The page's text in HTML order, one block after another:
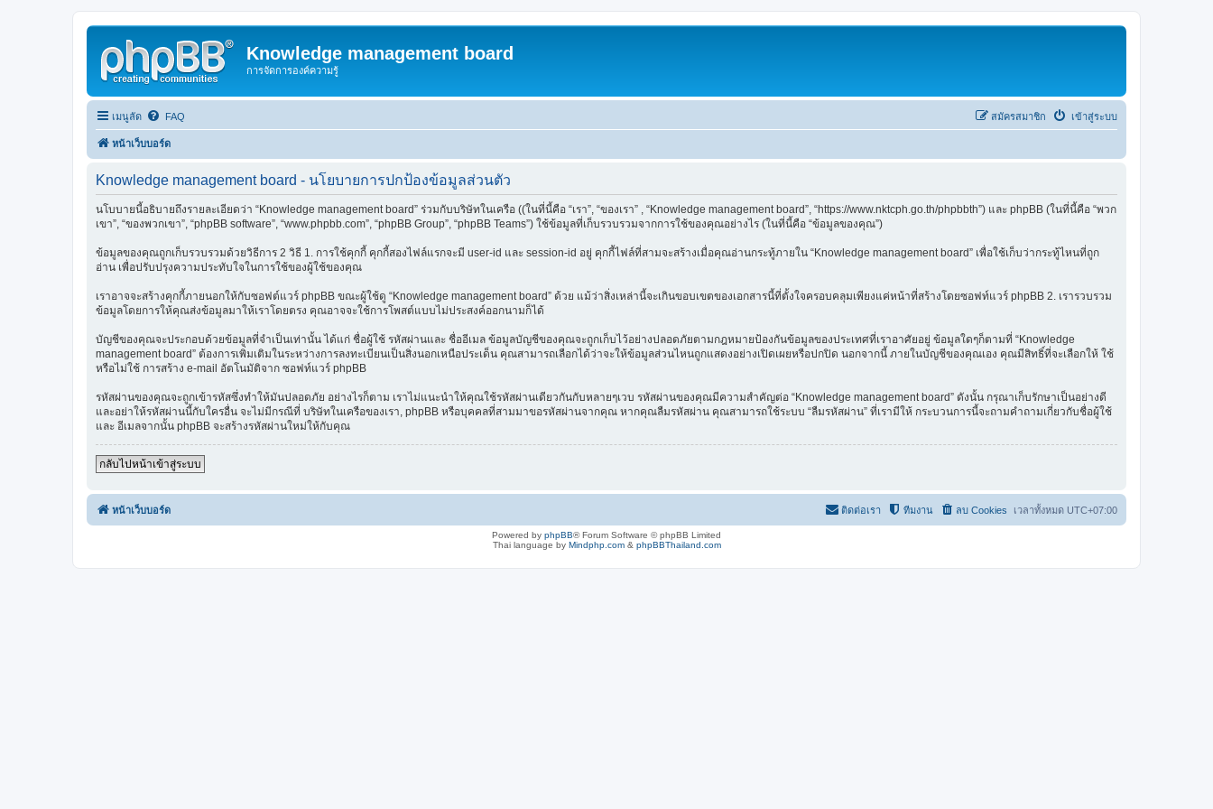
Knowledge management board
การจัดการองค์ความรู้
เมนูลัด FAQ เข้าสู่ระบบ
สมัครสมาชิก
หน้าเว็บบอร์ด
Knowledge management board - นโยบายการปกป้องข้อมูลส่วนตัว
นโบบายนี้อธิบายถึงรายละเอียดว่า “Knowledge management board” ร่วมกับบริษัทในเครือ ((ในที่นี้คือ “เรา”, “ของเรา” , “Knowledge management board”, “https://www.nktcph.go.th/phpbbth”) และ phpBB (ในที่นี้คือ “พวก
เขา”, “ของพวกเขา”, “phpBB software”, “www.phpbb.com”, “phpBB Group”, “phpBB Teams”) ใช้ข้อมูลที่เก็บรวบรวมจากการใช้ของคุณอย่างไร (ในที่นี้คือ “ข้อมูลของคุณ”)
ข้อมูลของคุณถูกเก็บรวบรวมด้วยวิธีการ 2 วิธี 1. การใช้คุกกี้ คุกกี้สองไฟล์แรกจะมี user-id และ session-id อยู่ คุกกี้ไฟล์ที่สามจะสร้างเมื่อคุณอ่านกระทู้ภายใน “Knowledge management board” เพื่อใช้เก็บว่ากระทู้ไหนที่ถูก
อ่าน เพื่อปรับปรุงความประทับใจในการใช้ของผู้ใช้ของคุณ
เราอาจจะสร้างคุกกี้ภายนอกให้กับซอฟต์แวร์ phpBB ขณะผู้ใช้ดู “Knowledge management board” ด้วย แม้ว่าสิ่งเหล่านี้จะเกินขอบเขตของเอกสารนี้ที่ตั้งใจครอบคลุมเพียงแค่หน้าที่สร้างโดยซอฟท์แวร์ phpBB 2. เรารวบรวม
ข้อมูลโดยการให้คุณส่งข้อมูลมาให้เราโดยตรง คุณอาจจะใช้การโพสต์แบบไม่ประสงค์ออกนามก็ได้
บัญชีของคุณจะประกอบด้วยข้อมูลที่จำเป็นเท่านั้น ได้แก่ ชื่อผู้ใช้ รหัสผ่านและ ชื่ออีเมล ข้อมูลบัญชีของคุณจะถูกเก็บไว้อย่างปลอดภัยตามกฎหมายป้องกันข้อมูลของประเทศที่เราอาศัยอยู่ ข้อมูลใดๆก็ตามที่ “Knowledge
management board” ต้องการเพิ่มเติมในระหว่างการลงทะเบียนเป็นสิ่งนอกเหนือประเด็น คุณสามารถเลือกได้ว่าจะให้ข้อมูลส่วนไหนถูกแสดงอย่างเปิดเผยหรือปกปิด นอกจากนี้ ภายในบัญชีของคุณเอง คุณมีสิทธิ์ที่จะเลือกให้ ใช้
หรือไม่ใช้ การสร้าง e-mail อัตโนมัติจาก ซอฟท์แวร์ phpBB
รหัสผ่านของคุณจะถูกเข้ารหัสซึ่งทำให้มันปลอดภัย อย่างไรก็ตาม เราไม่แนะนำให้คุณใช้รหัสผ่านเดียวกันกับหลายๆเวบ รหัสผ่านของคุณมีความสำคัญต่อ “Knowledge management board” ดังนั้น กรุณาเก็บรักษาเป็นอย่างดี
และอย่าให้รหัสผ่านนี้กับใครอื่น จะไม่มีกรณีที่ บริษัทในเครือของเรา, phpBB หรือบุคคลที่สามมาขอรหัสผ่านจากคุณ หากคุณลืมรหัสผ่าน คุณสามารถใช้ระบบ “ลืมรหัสผ่าน” ที่เรามีให้ กระบวนการนี้จะถามคำถามเกี่ยวกับชื่อผู้ใช้
และ อีเมลจากนั้น phpBB จะสร้างรหัสผ่านใหม่ให้กับคุณ
กลับไปหน้าเข้าสู่ระบบ
หน้าเว็บบอร์ด เวลาทั้งหมด UTC+07:00
ลบ Cookies
ทีมงาน
ติดต่อเรา
Powered by phpBB® Forum Software © phpBB Limited
Thai language by Mindphp.com& phpBBThailand.com